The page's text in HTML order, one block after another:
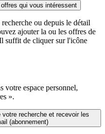
qui vous intéressent
ou depuis le détail
ajouter la ou les offres de
suffit de cliquer sur l'icône
votre espace personnel,
».
recherche et recevoir les
(abonnement)